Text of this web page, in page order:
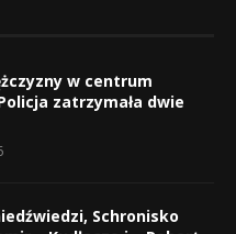
w centrum
zatrzymała dwie
Schronisko